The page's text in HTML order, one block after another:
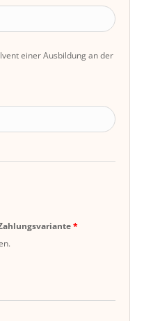
einer Ausbildung an der